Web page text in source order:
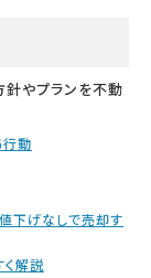
やプランを不動
行動
下げなしで売却す
解説